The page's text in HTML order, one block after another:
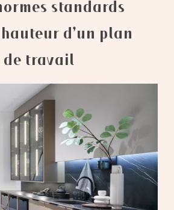
standards
d’un plan
de travail